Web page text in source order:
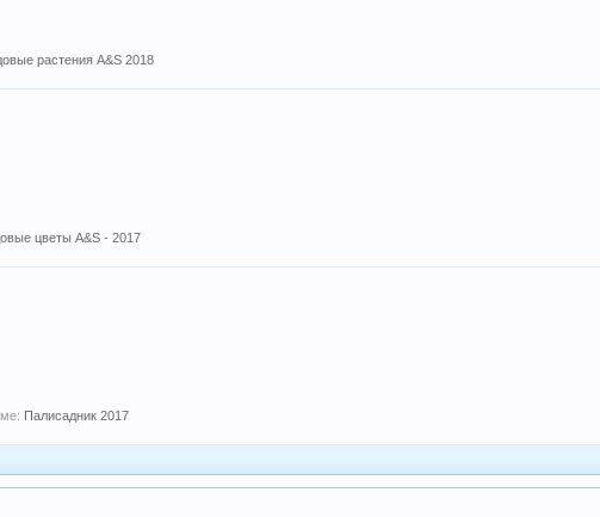
растения A&S 2018
цветы A&S - 2017
Палисадник 2017